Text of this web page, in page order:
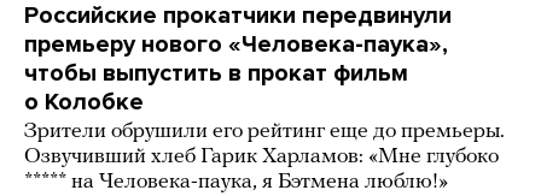
Российские прокатчики передвинули
премьеру нового «Человека-паука»,
чтобы выпустить в прокат фильм
о Колобке
Зрители обрушили его рейтинг еще до премьеры.
Озвучивший хлеб Гарик Харламов: «Мне глубоко
***** на Человека-паука, я Бэтмена люблю!»